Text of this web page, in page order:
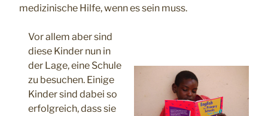
medizinische Hilfe, wenn es sein muss.
Vor allem aber sind
diese Kinder nun in
der Lage, eine Schule
zu besuchen. Einige
Kinder sind dabei so
erfolgreich, dass sie